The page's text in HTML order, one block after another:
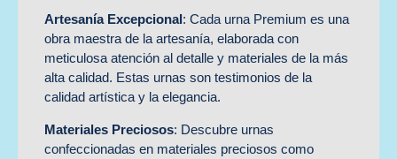
Artesanía Excepcional: Cada urna Premium es una
obra maestra de la artesanía, elaborada con
meticulosa atención al detalle y materiales de la más
alta calidad. Estas urnas son testimonios de la
calidad artística y la elegancia.
Materiales Preciosos: Descubre urnas
confeccionadas en materiales preciosos como